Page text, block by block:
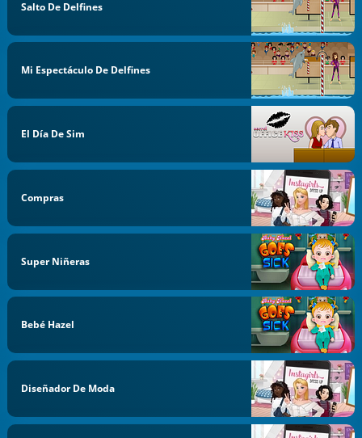
Salto De Delfines
Mi Espectáculo De Delfines
El Día De Sim
Compras
Super Niñeras
Bebé Hazel
Diseñador De Moda